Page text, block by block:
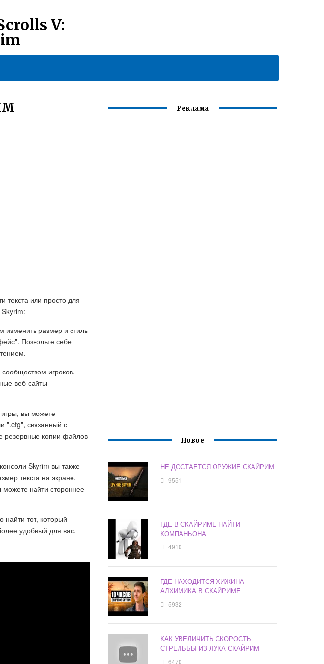
V:
текста или просто для
изменить размер и стиль
Позвольте себе
игроков.
веб-сайты
вы можете
".cfg", связанный с
резервные копии файлов
Skyrim вы также
текста на экране.
найти стороннее
тот, который
удобный для вас.
Реклама
Новое
НЕ ДОСТАЕТСЯ ОРУЖИЕ СКАЙРИМ
9551
ГДЕ В СКАЙРИМЕ НАЙТИ
КОМПАНЬОНА
4910
ГДЕ НАХОДИТСЯ ХИЖИНА
АЛХИМИКА В СКАЙРИМЕ
5932
КАК УВЕЛИЧИТЬ СКОРОСТЬ
СТРЕЛЬБЫ ИЗ ЛУКА СКАЙРИМ
6470